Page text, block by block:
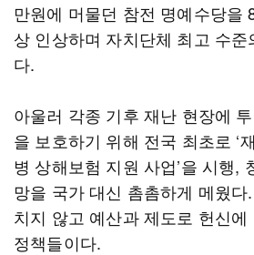
만원에 머물던 참전 명예수당을
상 인상하며 자치단체 최고 수준
다.
아울러 각종 기후 재난 현장에
을 보호하기 위해 전국 최초로 ‘
병 상해보험 지원 사업’을 시행,
망을 국가 대신 촘촘하게 메웠다
치지 않고 예산과 제도로 헌신에
정책들이다.